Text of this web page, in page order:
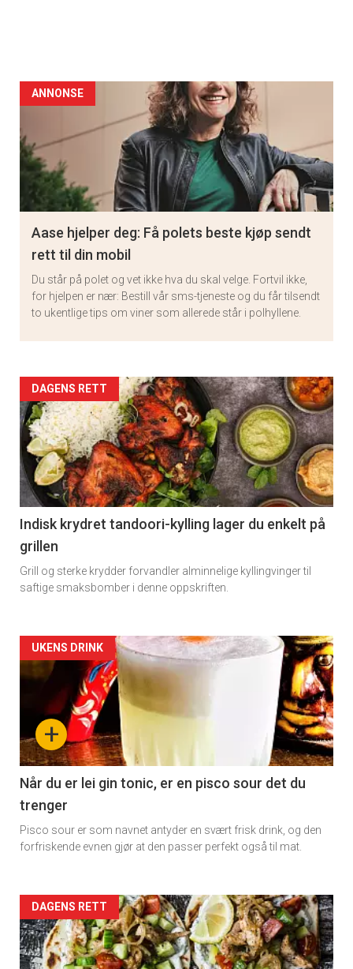
ANNONSE
Aase hjelper deg: Få polets beste kjøp sendt
rett til din mobil
Du står på polet og vet ikke hva du skal velge. Fortvil ikke,
for hjelpen er nær: Bestill vår sms-tjeneste og du får tilsendt
to ukentlige tips om viner som allerede står i polhyllene.
Artikler
detail
-
section
11
DAGENS RETT
Indisk krydret tandoori-kylling lager du enkelt på
grillen
Grill og sterke krydder forvandler alminnelige kyllingvinger til
saftige smaksbomber i denne oppskriften.
Artikler
detail
section
11
Dagens
rett
+
UKENS DRINK
Når du er lei gin tonic, er en pisco sour det du
trenger
Pisco sour er som navnet antyder en svært frisk drink, og den
forfriskende evnen gjør at den passer perfekt også til mat.
Artikler
detail
DAGENS RETT